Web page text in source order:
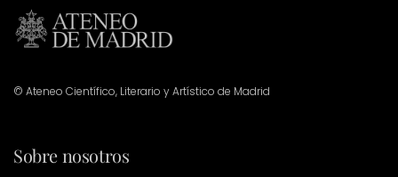
© Ateneo Científico, Literario y Artístico de Madrid
Sobre nosotros